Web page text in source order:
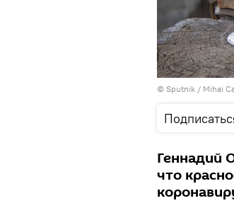
© Sputnik / Mihai
Геннадий
что